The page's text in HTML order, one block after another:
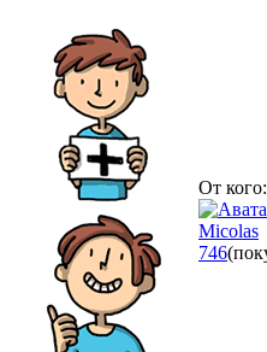
От кого:
Micolas
746